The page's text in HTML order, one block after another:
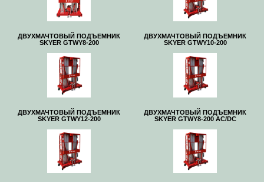
ДВУХМАЧТОВЫЙ ПОДЪЕМНИК
SKYER GTWY8-200
ДВУХМАЧТОВЫЙ ПОДЪЕМНИК
SKYER GTWY10-200
ДВУХМАЧТОВЫЙ ПОДЪЕМНИК
SKYER GTWY12-200
ДВУХМАЧТОВЫЙ ПОДЪЕМНИК
SKYER GTWY8-200 AC/DC